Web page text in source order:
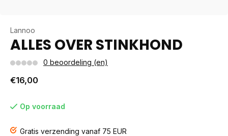
Lannoo
ALLES OVER STINKHOND
0 beoordeling (en)
€16,00
Op voorraad
Gratis verzending vanaf 75 EUR